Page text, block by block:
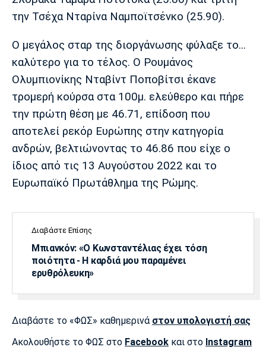
την Τσέχα Νταρίνα Ναμποϊτσένκο (25.90).
Ο μεγάλος σταρ της διοργάνωσης φύλαξε το...
καλύτερο για το τέλος. Ο Ρουμάνος
Ολυμπιονίκης Νταβίντ Ποποβίτσι έκανε
τρομερή κούρσα στα 100μ. ελεύθερο και πήρε
την πρώτη θέση με 46.71, επίδοση που
αποτελεί ρεκόρ Ευρώπης στην κατηγορία
ανδρών, βελτιώνοντας το 46.86 που είχε ο
ίδιος από τις 13 Αυγούστου 2022 και το
Ευρωπαϊκό Πρωτάθλημα της Ρώμης.
Διαβάστε Επίσης
Μπιανκόν: «Ο Κωνσταντέλιας έχει τόση
ποιότητα - Η καρδιά μου παραμένει
ερυθρόλευκη»
Διαβάστε το «ΦΩΣ» καθημερινά στον υπολογιστή σας
Ακολουθήστε το ΦΩΣ στο Facebook και στο Instagram